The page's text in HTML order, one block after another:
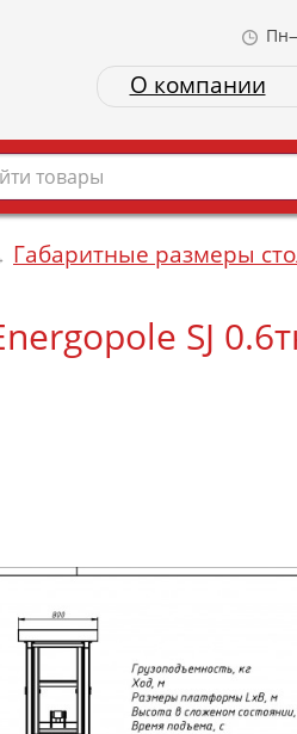
О компании
Габаритные размеры
SJ